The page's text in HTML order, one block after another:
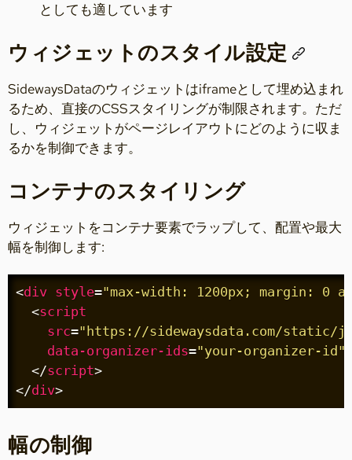
としても適しています
ウィジェットのスタイル設定
SidewaysDataのウィジェットはiframeとして埋め込まれ
るため、直接のCSSスタイリングが制限されます。ただ
し、ウィジェットがページレイアウトにどのように収ま
るかを制御できます。
コンテナのスタイリング
ウィジェットをコンテナ要素でラップして、配置や最大
幅を制御します:
<div style="max-width: 1200px; margin: 0
<script
src="https://sidewaysdata.com/static/
data-organizer-ids="your-organizer-id"
</script>
</div>
幅の制御